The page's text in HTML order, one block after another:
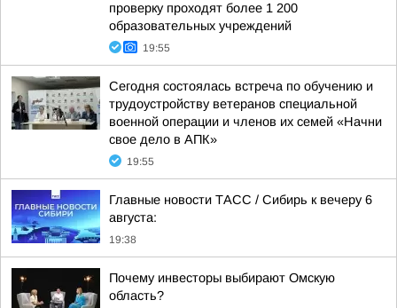
проверку проходят более 1 200
образовательных учреждений
19:55
Сегодня состоялась встреча по обучению и
трудоустройству ветеранов специальной
военной операции и членов их семей «Начни
свое дело в АПК»
19:55
Главные новости ТАСС / Сибирь к вечеру 6
августа:
19:38
Почему инвесторы выбирают Омскую
область?